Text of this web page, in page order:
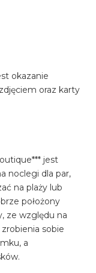
okazanie
oraz karty
jest
noclegi dla par,
na plaży lub
położony
ze względu na
sobie
a